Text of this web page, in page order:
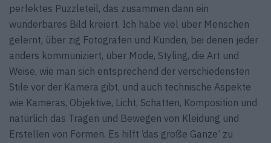
perfektes Puzzleteil, das zusammen dann ein
wunderbares Bild kreiert. Ich habe viel über Menschen
gelernt, über zig Fotografen und Kunden, bei denen jeder
anders kommuniziert, über Mode, Styling, die Art und
Weise, wie man sich entsprechend der verschiedensten
Stile vor der Kamera gibt, und auch technische Aspekte
wie Kameras, Objektive, Licht, Schatten, Komposition und
natürlich das Tragen und Bewegen von Kleidung und
Erstellen von Formen. Es hilft ‘das große Ganze’ zu